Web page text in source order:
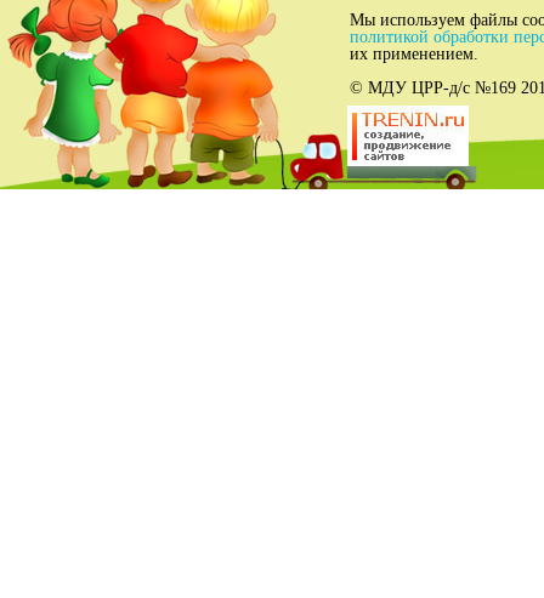
Мы используем файлы
политикой обработки
их применением.
© МДУ ЦРР-д/c №169